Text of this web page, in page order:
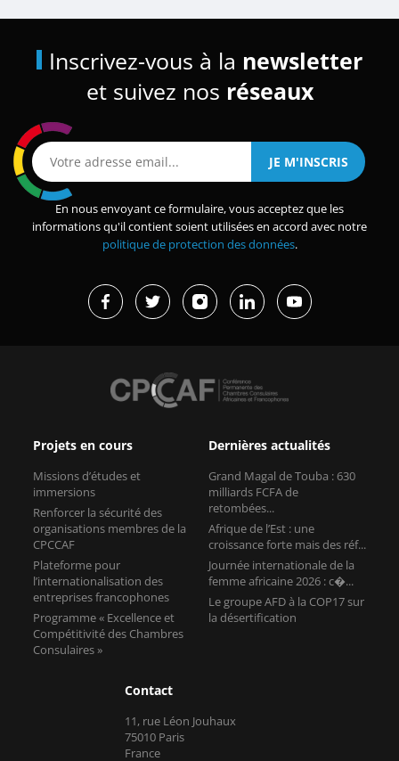
Inscrivez-vous à la newsletter
et suivez nos réseaux
En nous envoyant ce formulaire, vous acceptez que les
informations qu'il contient soient utilisées en accord avec notre
politique de protection des données.
Projets en cours
Missions d’études et
immersions
Renforcer la sécurité des
organisations membres de la
CPCCAF
Plateforme pour
l’internationalisation des
entreprises francophones
Programme « Excellence et
Compétitivité des Chambres
Consulaires »
Dernières actualités
Grand Magal de Touba : 630
milliards FCFA de
retombées...
Afrique de l’Est : une
croissance forte mais des réf...
Journée internationale de la
femme africaine 2026 : c�...
Le groupe AFD à la COP17 sur
la désertification
Contact
11, rue Léon Jouhaux
75010 Paris
France